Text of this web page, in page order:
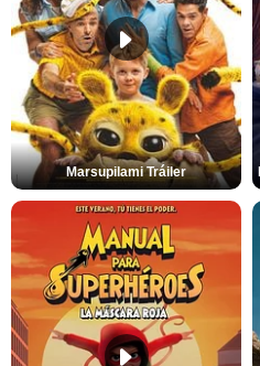
Marsupilami Tráiler